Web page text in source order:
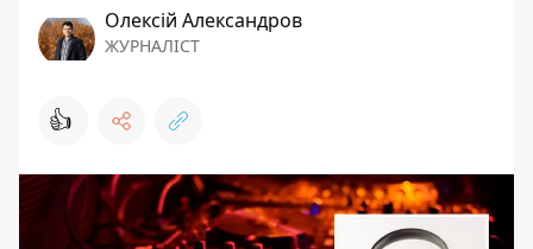
Олексій Александров
ЖУРНАЛІСТ
👍